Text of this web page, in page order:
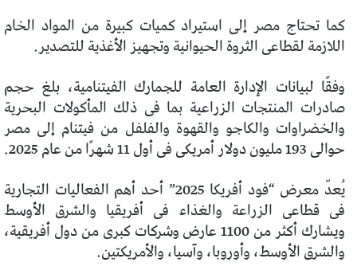
كما تحتاج مصر إلى استيراد كميات كبيرة من المواد الخام
اللازمة لقطاعى الثروة الحيوانية وتجهيز الأغذية للتصدير.
وفقًا لبيانات الإدارة العامة للجمارك الفيتنامية، بلغ حجم
صادرات المنتجات الزراعية بما فى ذلك المأكولات البحرية
والخضراوات والكاجو والقهوة والفلفل من فيتنام إلى مصر
حوالى 193 مليون دولار أمريكى فى أول 11 شهرًا من عام 2025.
يُعدّ معرض “فود أفريكا 2025” أحد أهم الفعاليات التجارية
فى قطاعى الزراعة والغذاء فى أفريقيا والشرق الأوسط
ويشارك أكثر من 1100 عارض وشركات كبرى من دول أفريقية،
والشرق الأوسط، وأوروبا، وآسيا، والأمريكتين.